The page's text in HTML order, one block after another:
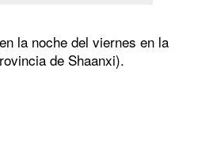
la noche del viernes en la
de Shaanxi).